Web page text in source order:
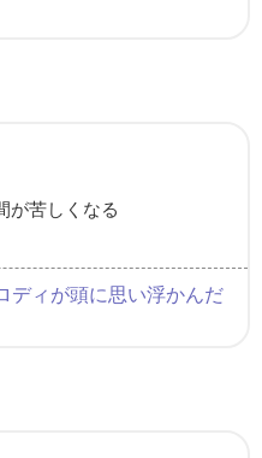
が苦しくなる
ディが頭に思い浮かんだ